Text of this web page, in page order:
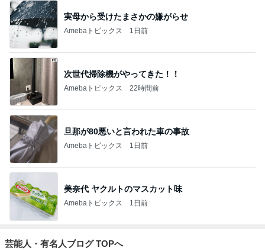
実母から受けたまさかの嫌がらせ
Amebaトピックス 1日前
次世代掃除機がやってきた！！
Amebaトピックス 22時間前
旦那が80悪いと言われた車の事故
Amebaトピックス 1日前
美奈代 ヤクルトのマスカット味
Amebaトピックス 1日前
芸能人・有名人ブログ TOPへ